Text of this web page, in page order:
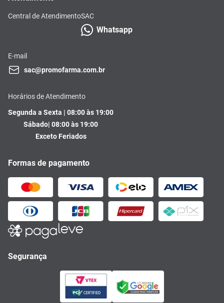
Central de AtendimentoSAC
Whatsapp
E-mail
sac@promofarma.com.br
Horários de Atendimento
Segunda a Sexta | 08:00 às 19:00
Sábado| 08:00 às 19:00
Exceto Feriados
Formas de pagamento
Segurança